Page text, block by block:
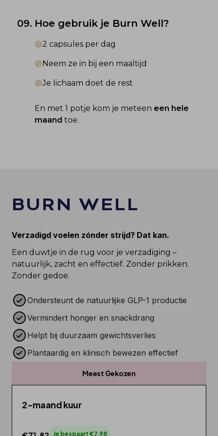
09. Hoe gebruik je Burn Well?
2 capsules per dag
Neem ze in bij een maaltijd
Je lichaam doet de rest
En met 1 potje kom je meteen een hele
maand toe.
BURN WELL
Verzadigd voelen zónder strijd? Dat kan.
Een duwtje in de rug voor je verzadiging –
natuurlijk, zacht en effectief. Zonder prikken.
Zonder gedoe.
Ondersteunt de natuurlijke GLP-1 productie
Vermindert honger en snackdrang
Helpt bij duurzaam gewichtsverlies
Plantaardig en klinisch bewezen effectief
Meest Gekozen
2-maand kuur
Je bespaart €7,98